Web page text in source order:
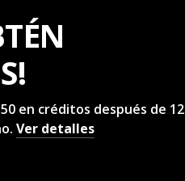
en créditos después de 12
Ver detalles